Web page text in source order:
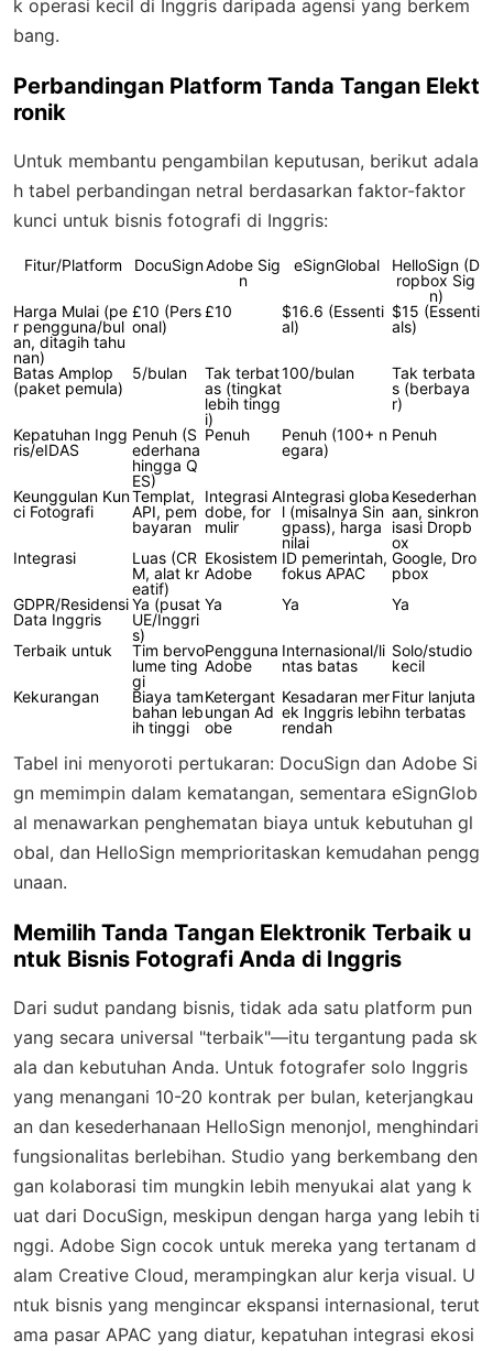
k operasi kecil di Inggris daripada agensi yang berkem
bang.
Perbandingan Platform Tanda Tangan Elekt
ronik
Untuk membantu pengambilan keputusan, berikut adala
h tabel perbandingan netral berdasarkan faktor-faktor
kunci untuk bisnis fotografi di Inggris:
Fitur/Platform DocuSignAdobe Sig
n
eSignGlobal
HelloSign (D
ropbox Sig
n)
Harga Mulai (pe
r pengguna/bul
an, ditagih tahu
nan)
£10 (Pers
onal)
£10
$16.6 (Essenti
al)
$15 (Essenti
als)
Batas Amplop
(paket pemula)
5/bulan
Tak terbat
as (tingkat
lebih tingg
i)
100/bulan
Tak terbata
s (berbaya
r)
Kepatuhan Ingg
ris/eIDAS
Penuh (S
ederhana
hingga Q
ES)
Penuh
Penuh (100+ n
egara)
Penuh
Keunggulan Kun
ci Fotografi
Templat,
API, pem
bayaran
Integrasi A
dobe, for
mulir
Integrasi globa
l (misalnya Sin
gpass), harga
nilai
Kesederhan
aan, sinkron
isasi Dropb
ox
Integrasi
Luas (CR
M, alat kr
eatif)
Ekosistem
Adobe
ID pemerintah,
fokus APAC
Google, Dro
pbox
GDPR/Residensi
Data Inggris
Ya (pusat
UE/Inggri
s)
Ya Ya Ya
Terbaik untuk
Tim bervo
lume ting
gi
Pengguna
Adobe
Internasional/li
ntas batas
Solo/studio
kecil
Kekurangan
Biaya tam
bahan leb
ih tinggi
Ketergant
ungan Ad
obe
Kesadaran mer
ek Inggris lebih
rendah
Fitur lanjuta
n terbatas
Tabel ini menyoroti pertukaran: DocuSign dan Adobe Si
gn memimpin dalam kematangan, sementara eSignGlob
al menawarkan penghematan biaya untuk kebutuhan gl
obal, dan HelloSign memprioritaskan kemudahan pengg
unaan.
Memilih Tanda Tangan Elektronik Terbaik u
ntuk Bisnis Fotografi Anda di Inggris
Dari sudut pandang bisnis, tidak ada satu platform pun
yang secara universal "terbaik"—itu tergantung pada sk
ala dan kebutuhan Anda. Untuk fotografer solo Inggris
yang menangani 10-20 kontrak per bulan, keterjangkau
an dan kesederhanaan HelloSign menonjol, menghindari
fungsionalitas berlebihan. Studio yang berkembang den
gan kolaborasi tim mungkin lebih menyukai alat yang k
uat dari DocuSign, meskipun dengan harga yang lebih ti
nggi. Adobe Sign cocok untuk mereka yang tertanam d
alam Creative Cloud, merampingkan alur kerja visual. U
ntuk bisnis yang mengincar ekspansi internasional, terut
ama pasar APAC yang diatur, kepatuhan integrasi ekosi